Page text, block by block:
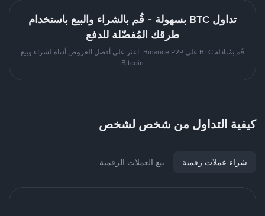
تداول BTC بسهولة - قُم بالشراء والبيع باستخدام
طرقك المُفضّلة للدفع
قُم بمُبادلة BTC على Binance P2P. اعثر على أفضل العروض أدناه لشراء وبيع
Bitcoin
كيفية التداول من شخص لشخص
شراء عملات رقمية بيع العملات الرقمية